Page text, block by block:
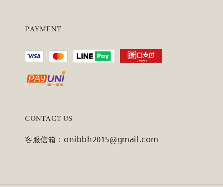
PAYMENT
CONTACT US
客服信箱：onibbh2015@gmail.com